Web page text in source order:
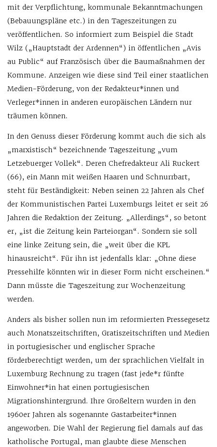
mit der Verpflichtung, kommunale Bekanntmachungen
(Bebauungspläne etc.) in den Tageszeitungen zu
veröffentlichen. So informiert zum Beispiel die Stadt
Wilz („Hauptstadt der Ardennen“) in öffentlichen „Avis
au Public“ auf Französisch über die Baumaßnahmen der
Kommune. Anzeigen wie diese sind Teil einer staatlichen
Medien-Förderung, von der Redakteur*innen und
Verleger*innen in anderen europäischen Ländern nur
träumen können.
In den Genuss dieser Förderung kommt auch die sich als
„marxistisch“ bezeichnende Tageszeitung „vum
Letzebuerger Vollek“. Deren Chefredakteur Ali Ruckert
(66), ein Mann mit weißen Haaren und Schnurrbart,
steht für Beständigkeit: Neben seinen 22 Jahren als Chef
der Kommunistischen Partei Luxemburgs leitet er seit 26
Jahren die Redaktion der Zeitung. „Allerdings“, so betont
er, „ist die Zeitung kein Parteiorgan“. Sondern sie soll
eine linke Zeitung sein, die „weit über die KPL
hinausreicht“. Für ihn ist jedenfalls klar: „Ohne diese
Pressehilfe könnten wir in dieser Form nicht erscheinen.“
Dann müsste die Tageszeitung zur Wochenzeitung
werden.
Anders als bisher sollen nun im reformierten Pressegesetz
auch Monatszeitschriften, Gratiszeitschriften und Medien
in portugiesischer und englischer Sprache
förderberechtigt werden, um der sprachlichen Vielfalt in
Luxemburg Rechnung zu tragen (fast jede*r fünfte
Einwohner*in hat einen portugiesischen
Migrationshintergrund. Ihre Großeltern wurden in den
1960er Jahren als sogenannte Gastarbeiter*innen
angeworben. Die Wahl der Regierung fiel damals auf das
katholische Portugal, man glaubte diese Menschen